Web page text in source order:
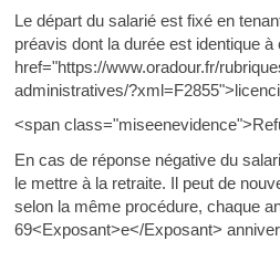
Le départ du salarié est fixé en
préavis dont la durée est identique
href="https://www.oradour.fr/
administratives/
<span
En cas de réponse négative du
le mettre à la retraite. Il peut de
selon la même procédure, chaque
69<Exposant>e</Exposant>